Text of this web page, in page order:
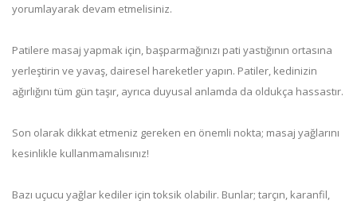
yorumlayarak devam etmelisiniz.
Patilere masaj yapmak için, başparmağınızı pati yastığının ortasına
yerleştirin ve yavaş, dairesel hareketler yapın. Patiler, kedinizin
ağırlığını tüm gün taşır, ayrıca duyusal anlamda da oldukça hassastır.
Son olarak dikkat etmeniz gereken en önemli nokta; masaj yağlarını
kesinlikle kullanmamalısınız!
Bazı uçucu yağlar kediler için toksik olabilir. Bunlar; tarçın, karanfil,